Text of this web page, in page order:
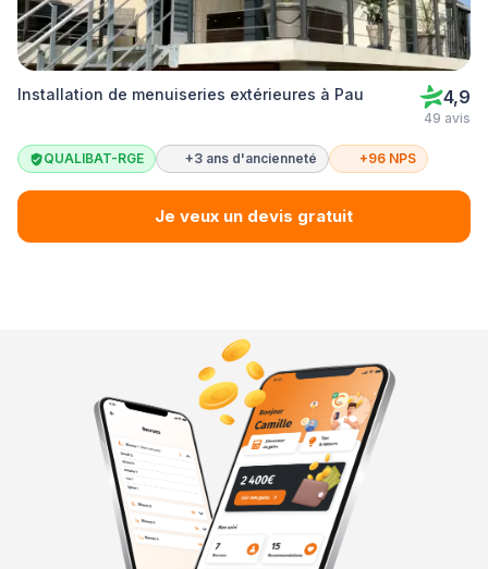
Installation de menuiseries extérieures à Pau 4,9
49 avis
QUALIBAT-RGE +3 ans d'ancienneté +96 NPS
Je veux un devis gratuit